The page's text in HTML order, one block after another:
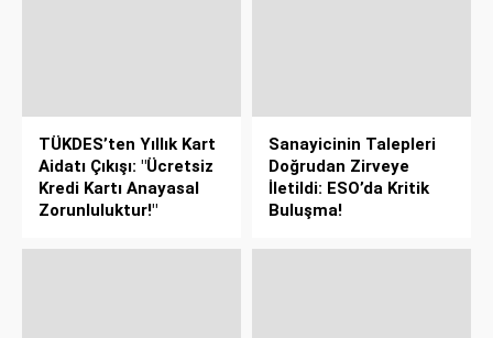
TÜKDES’ten Yıllık Kart
Aidatı Çıkışı: "Ücretsiz
Kredi Kartı Anayasal
Zorunluluktur!"
Sanayicinin Talepleri
Doğrudan Zirveye
İletildi: ESO’da Kritik
Buluşma!